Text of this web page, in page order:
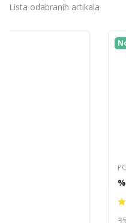
Lista odabranih artikala
% Medlines Matična ...